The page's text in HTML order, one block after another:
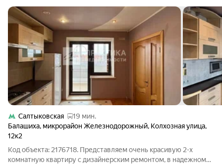
Салтыковская
19 мин.
Балашиха, микрорайон Железнодорожный, Колхозная улица,
12к2
Код объекта: 2176718. Представляем очень красивую 2-х
комнатную квартиру с дизайнерским ремонтом, в надежном